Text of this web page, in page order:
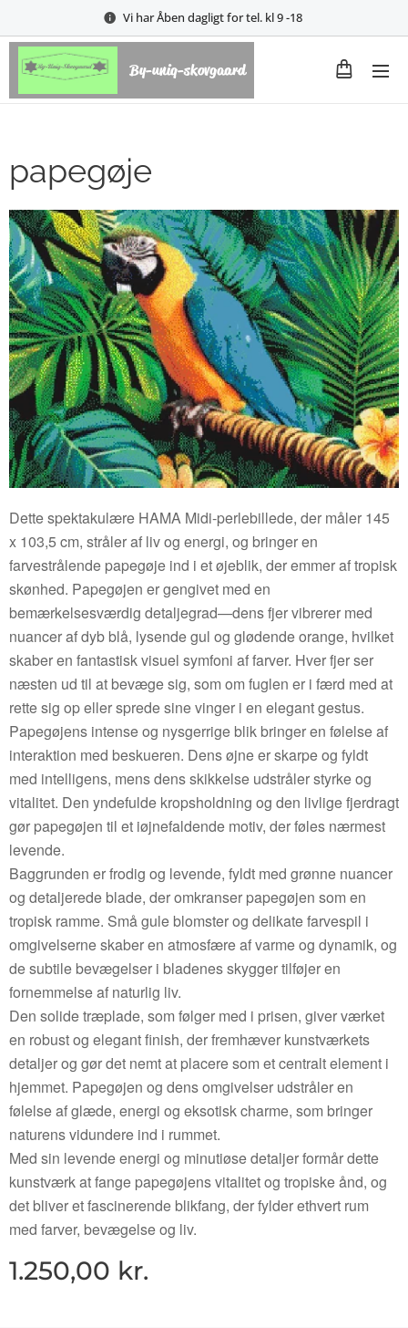
Vi har Åben dagligt for tel. kl 9 -18
By-uniq-skovgaard
papegøje
Dette spektakulære HAMA Midi-perlebillede, der måler 145
x 103,5 cm, stråler af liv og energi, og bringer en
farvestrålende papegøje ind i et øjeblik, der emmer af tropisk
skønhed. Papegøjen er gengivet med en
bemærkelsesværdig detaljegrad—dens fjer vibrerer med
nuancer af dyb blå, lysende gul og glødende orange, hvilket
skaber en fantastisk visuel symfoni af farver. Hver fjer ser
næsten ud til at bevæge sig, som om fuglen er i færd med at
rette sig op eller sprede sine vinger i en elegant gestus.
Papegøjens intense og nysgerrige blik bringer en følelse af
interaktion med beskueren. Dens øjne er skarpe og fyldt
med intelligens, mens dens skikkelse udstråler styrke og
vitalitet. Den yndefulde kropsholdning og den livlige fjerdragt
gør papegøjen til et iøjnefaldende motiv, der føles nærmest
levende.
Baggrunden er frodig og levende, fyldt med grønne nuancer
og detaljerede blade, der omkranser papegøjen som en
tropisk ramme. Små gule blomster og delikate farvespil i
omgivelserne skaber en atmosfære af varme og dynamik, og
de subtile bevægelser i bladenes skygger tilføjer en
fornemmelse af naturlig liv.
Den solide træplade, som følger med i prisen, giver værket
en robust og elegant finish, der fremhæver kunstværkets
detaljer og gør det nemt at placere som et centralt element i
hjemmet. Papegøjen og dens omgivelser udstråler en
følelse af glæde, energi og eksotisk charme, som bringer
naturens vidundere ind i rummet.
Med sin levende energi og minutiøse detaljer formår dette
kunstværk at fange papegøjens vitalitet og tropiske ånd, og
det bliver et fascinerende blikfang, der fylder ethvert rum
med farver, bevægelse og liv.
1.250,00 kr.